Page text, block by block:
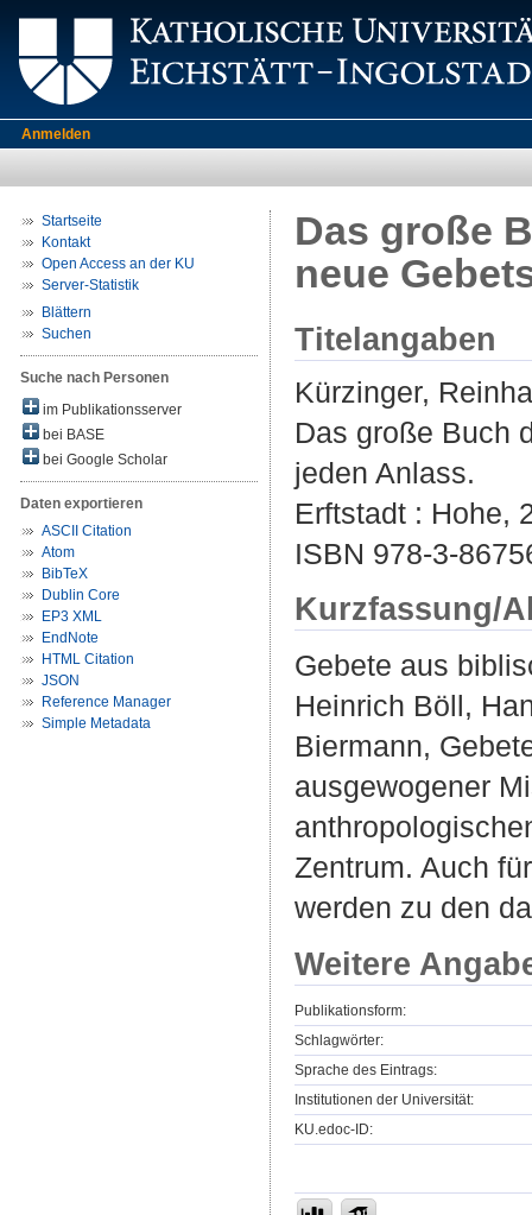
Anmelden
Startseite
Kontakt
Open Access an der KU
Server-Statistik
Blättern
Suchen
Suche nach Personen
im Publikationsserver
bei BASE
bei Google Scholar
Daten exportieren
ASCII Citation
Atom
BibTeX
Dublin Core
EP3 XML
EndNote
HTML Citation
JSON
Reference Manager
Simple Metadata
Das große
neue
Titelangaben
Kürzinger,
Das große Buch
jeden Anlass.
Erftstadt : Hohe,
ISBN 978-3-
Kurzfassung/
Gebete aus
Heinrich Böll,
Biermann,
ausgewogener
Zentrum. Auch
werden zu den
Weitere
Publikationsform:
Schlagwörter:
Sprache des Eintrags:
Institutionen der Universität:
KU.edoc-ID: